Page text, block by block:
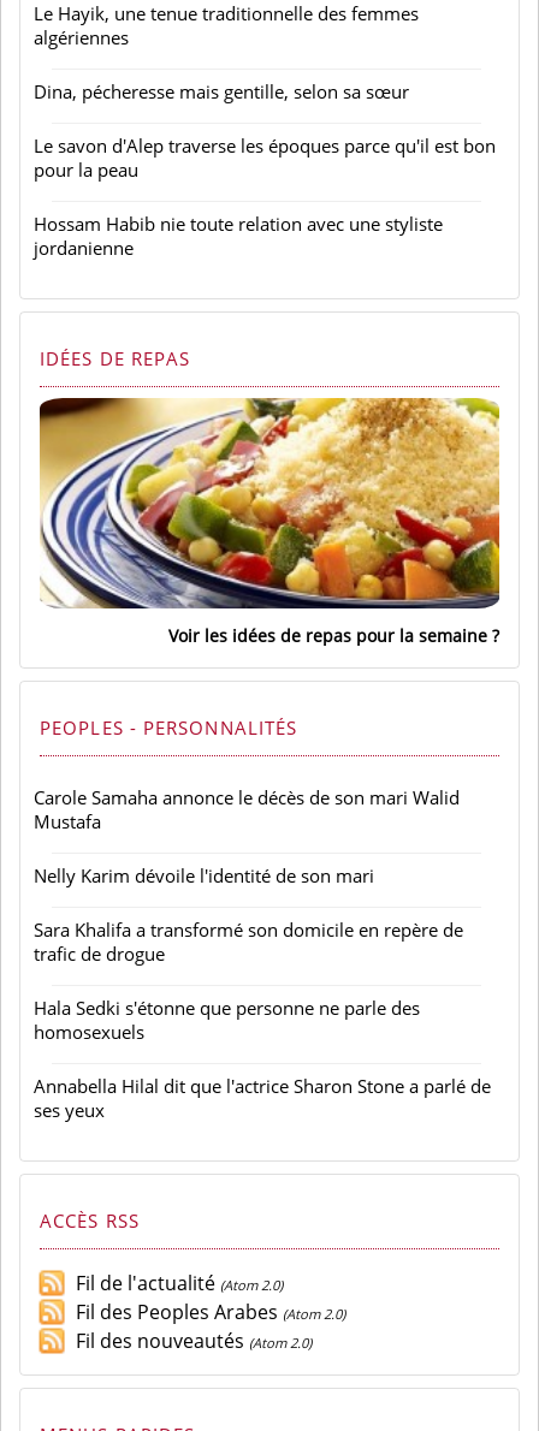
Le Hayik, une tenue traditionnelle des femmes
algériennes
Dina, pécheresse mais gentille, selon sa sœur
Le savon d'Alep traverse les époques parce qu'il est bon
pour la peau
Hossam Habib nie toute relation avec une styliste
jordanienne
IDÉES DE REPAS
Voir les idées de repas pour la semaine
PEOPLES - PERSONNALITÉS
Carole Samaha annonce le décès de son mari Walid
Mustafa
Nelly Karim dévoile l'identité de son mari
Sara Khalifa a transformé son domicile en repère de
trafic de drogue
Hala Sedki s'étonne que personne ne parle des
homosexuels
Annabella Hilal dit que l'actrice Sharon Stone a parlé de
ses yeux
ACCÈS RSS
Fil de l'actualité (Atom 2.0)
Fil des Peoples Arabes (Atom 2.0)
Fil des nouveautés (Atom 2.0)